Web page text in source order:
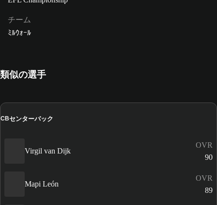
チーム
ﾐﾙｳｫｰﾙ
類似の選手
CBセンターバック
Virgil van Dijk
OVR
90
Mapi León
OVR
89